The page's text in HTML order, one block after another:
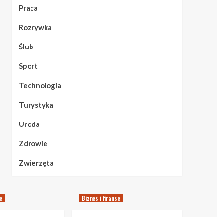
Praca
Rozrywka
Ślub
Sport
Technologia
Turystyka
Uroda
Zdrowie
Zwierzęta
Biznes i finanse